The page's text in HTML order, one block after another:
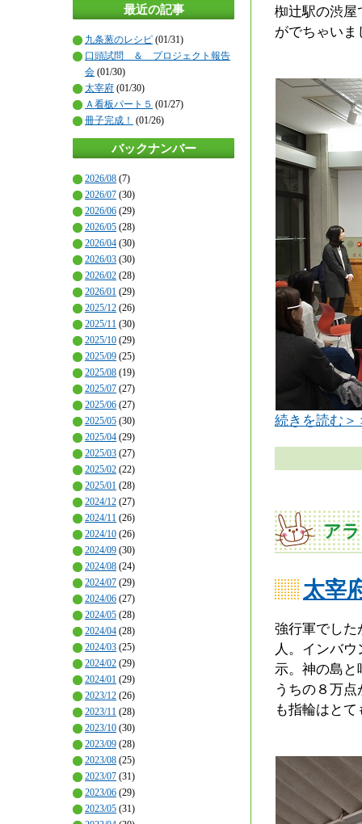
最近の記事
九条葱のレシピ (01/31)
口頭試問 ＆ プロジェクト報告
会 (01/30)
太宰府 (01/30)
Ａ看板パート５ (01/27)
冊子完成！ (01/26)
バックナンバー
2026/08 (7)
2026/07 (30)
2026/06 (29)
2026/05 (28)
2026/04 (30)
2026/03 (30)
2026/02 (28)
2026/01 (29)
2025/12 (26)
2025/11 (30)
2025/10 (29)
2025/09 (25)
2025/08 (19)
2025/07 (27)
2025/06 (27)
2025/05 (30)
2025/04 (29)
2025/03 (27)
2025/02 (22)
2025/01 (28)
2024/12 (27)
2024/11 (26)
2024/10 (26)
2024/09 (30)
2024/08 (24)
2024/07 (29)
2024/06 (27)
2024/05 (28)
2024/04 (28)
2024/03 (25)
2024/02 (29)
2024/01 (29)
2023/12 (26)
2023/11 (28)
2023/10 (30)
2023/09 (28)
2023/08 (25)
2023/07 (31)
2023/06 (29)
2023/05 (31)
椥辻駅の渋屋
がでちゃい
続きを読む＞
ア
太宰
強行軍でした
人。インバ
示。神の島
うちの８万
も指輪はと